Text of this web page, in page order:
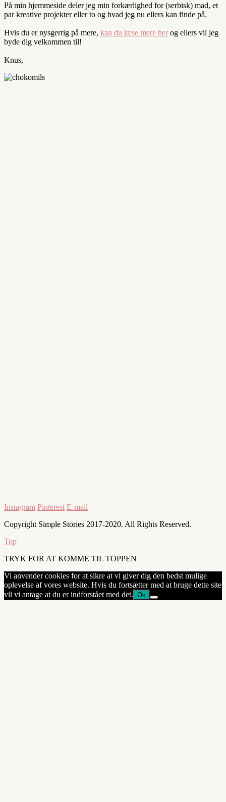
På min hjemmeside deler jeg min forkærlighed for (serbisk) mad, et
par kreative projekter eller to og hvad jeg nu ellers kan finde på.
Hvis du er nysgerrig på mere, kan du læse mere her og ellers vil jeg
byde dig velkommen til!
Knus,
Instagram Pinterest E-mail
Copyright Simple Stories 2017-2020. All Rights Reserved.
Top
TRYK FOR AT KOMME TIL TOPPEN
Vi anvender cookies for at sikre at vi giver dig den bedst mulige
oplevelse af vores website. Hvis du fortsætter med at bruge dette site
vil vi antage at du er indforstået med det. Ok